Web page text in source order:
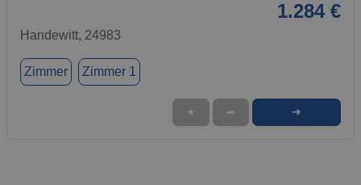
1.284 €
Handewitt, 24983
Zimmer Zimmer 1
★ ➦ ➜